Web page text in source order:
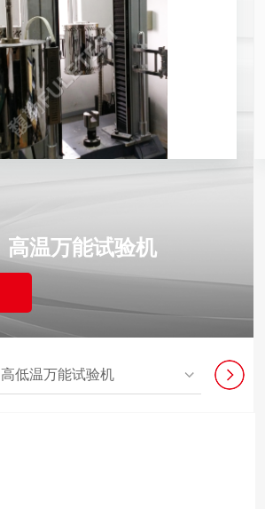
高温万能试验机
高低温万能试验机